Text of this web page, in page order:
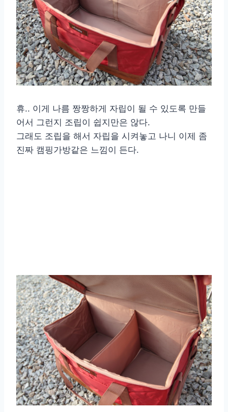
휴.. 이게 나름 짱짱하게 자립이 될 수 있도록 만들
어서 그런지 조립이 쉽지만은 않다.
그래도 조립을 해서 자립을 시켜놓고 나니 이제 좀
진짜 캠핑가방같은 느낌이 든다.